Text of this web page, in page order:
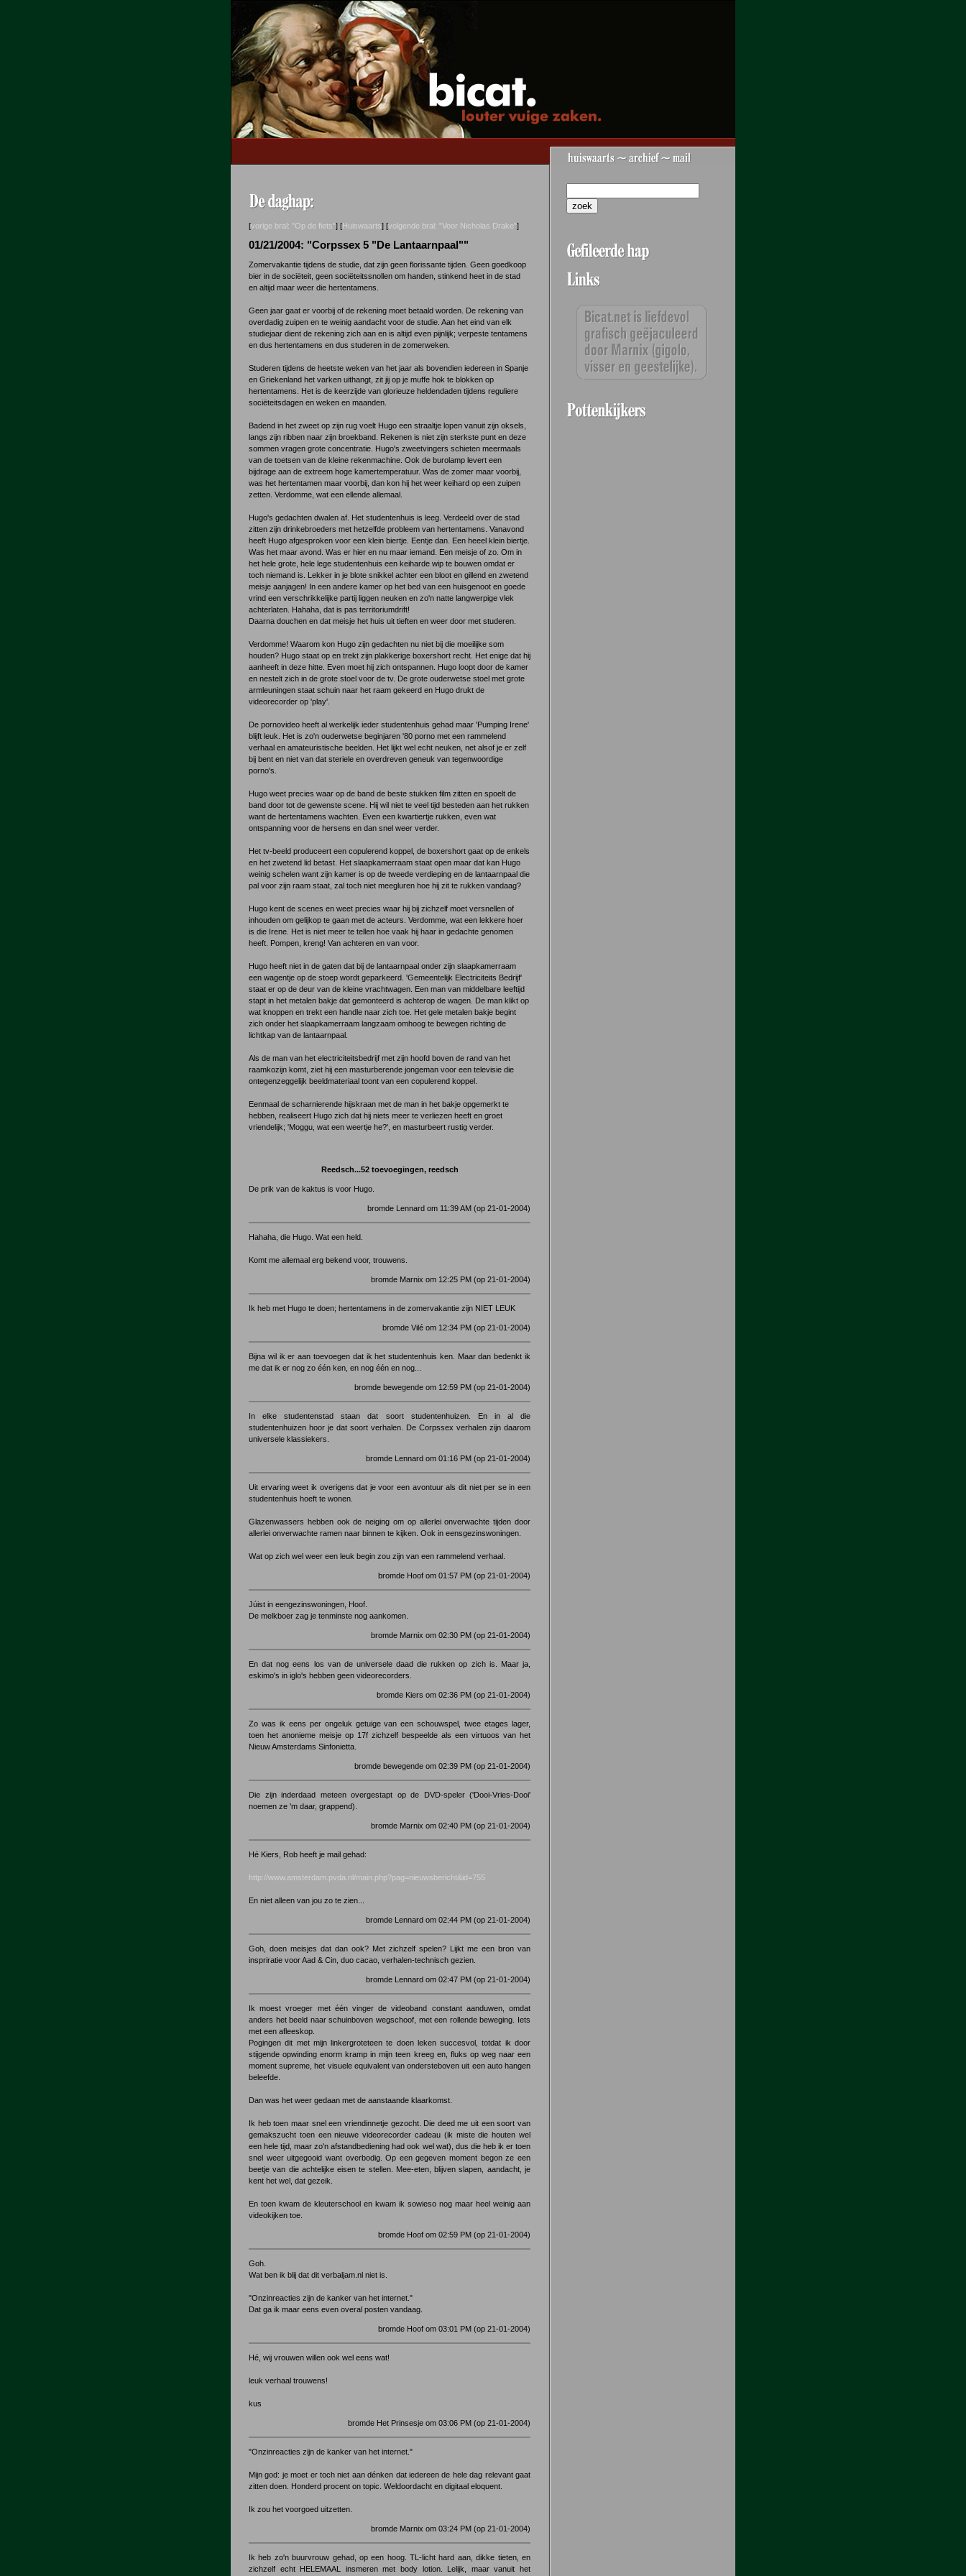
[vorige bral: "Op de fiets"] [Huiswaarts] [volgende bral: "Voor Nicholas Drake"]
01/21/2004: "Corpssex 5 "De Lantaarnpaal""
Zomervakantie tijdens de studie, dat zijn geen florissante tijden. Geen goedkoop
bier in de sociëteit, geen sociëteitssnollen om handen, stinkend heet in de stad
en altijd maar weer die hertentamens.
Geen jaar gaat er voorbij of de rekening moet betaald worden. De rekening van
overdadig zuipen en te weinig aandacht voor de studie. Aan het eind van elk
studiejaar dient de rekening zich aan en is altijd even pijnlijk; verpeste tentamens
en dus hertentamens en dus studeren in de zomerweken.
Studeren tijdens de heetste weken van het jaar als bovendien iedereen in Spanje
en Griekenland het varken uithangt, zit jij op je muffe hok te blokken op
hertentamens. Het is de keerzijde van glorieuze heldendaden tijdens reguliere
sociëteitsdagen en weken en maanden.
Badend in het zweet op zijn rug voelt Hugo een straaltje lopen vanuit zijn oksels,
langs zijn ribben naar zijn broekband. Rekenen is niet zijn sterkste punt en deze
sommen vragen grote concentratie. Hugo's zweetvingers schieten meermaals
van de toetsen van de kleine rekenmachine. Ook de burolamp levert een
bijdrage aan de extreem hoge kamertemperatuur. Was de zomer maar voorbij,
was het hertentamen maar voorbij, dan kon hij het weer keihard op een zuipen
zetten. Verdomme, wat een ellende allemaal.
Hugo's gedachten dwalen af. Het studentenhuis is leeg. Verdeeld over de stad
zitten zijn drinkebroeders met hetzelfde probleem van hertentamens. Vanavond
heeft Hugo afgesproken voor een klein biertje. Eentje dan. Een heeel klein biertje.
Was het maar avond. Was er hier en nu maar iemand. Een meisje of zo. Om in
het hele grote, hele lege studentenhuis een keiharde wip te bouwen omdat er
toch niemand is. Lekker in je blote snikkel achter een bloot en gillend en zwetend
meisje aanjagen! In een andere kamer op het bed van een huisgenoot en goede
vrind een verschrikkelijke partij liggen neuken en zo'n natte langwerpige vlek
achterlaten. Hahaha, dat is pas territoriumdrift!
Daarna douchen en dat meisje het huis uit tieften en weer door met studeren.
Verdomme! Waarom kon Hugo zijn gedachten nu niet bij die moeilijke som
houden? Hugo staat op en trekt zijn plakkerige boxershort recht. Het enige dat hij
aanheeft in deze hitte. Even moet hij zich ontspannen. Hugo loopt door de kamer
en nestelt zich in de grote stoel voor de tv. De grote ouderwetse stoel met grote
armleuningen staat schuin naar het raam gekeerd en Hugo drukt de
videorecorder op 'play'.
De pornovideo heeft al werkelijk ieder studentenhuis gehad maar 'Pumping Irene'
blijft leuk. Het is zo'n ouderwetse beginjaren '80 porno met een rammelend
verhaal en amateuristische beelden. Het lijkt wel echt neuken, net alsof je er zelf
bij bent en niet van dat steriele en overdreven geneuk van tegenwoordige
porno's.
Hugo weet precies waar op de band de beste stukken film zitten en spoelt de
band door tot de gewenste scene. Hij wil niet te veel tijd besteden aan het rukken
want de hertentamens wachten. Even een kwartiertje rukken, even wat
ontspanning voor de hersens en dan snel weer verder.
Het tv-beeld produceert een copulerend koppel, de boxershort gaat op de enkels
en het zwetend lid betast. Het slaapkamerraam staat open maar dat kan Hugo
weinig schelen want zijn kamer is op de tweede verdieping en de lantaarnpaal die
pal voor zijn raam staat, zal toch niet meegluren hoe hij zit te rukken vandaag?
Hugo kent de scenes en weet precies waar hij bij zichzelf moet versnellen of
inhouden om gelijkop te gaan met de acteurs. Verdomme, wat een lekkere hoer
is die Irene. Het is niet meer te tellen hoe vaak hij haar in gedachte genomen
heeft. Pompen, kreng! Van achteren en van voor.
Hugo heeft niet in de gaten dat bij de lantaarnpaal onder zijn slaapkamerraam
een wagentje op de stoep wordt geparkeerd. 'Gemeentelijk Electriciteits Bedrijf'
staat er op de deur van de kleine vrachtwagen. Een man van middelbare leeftijd
stapt in het metalen bakje dat gemonteerd is achterop de wagen. De man klikt op
wat knoppen en trekt een handle naar zich toe. Het gele metalen bakje begint
zich onder het slaapkamerraam langzaam omhoog te bewegen richting de
lichtkap van de lantaarnpaal.
Als de man van het electriciteitsbedrijf met zijn hoofd boven de rand van het
raamkozijn komt, ziet hij een masturberende jongeman voor een televisie die
ontegenzeggelijk beeldmateriaal toont van een copulerend koppel.
Eenmaal de scharnierende hijskraan met de man in het bakje opgemerkt te
hebben, realiseert Hugo zich dat hij niets meer te verliezen heeft en groet
vriendelijk; 'Moggu, wat een weertje he?', en masturbeert rustig verder.
Reedsch...52 toevoegingen, reedsch
De prik van de kaktus is voor Hugo.
bromde Lennard om 11:39 AM (op 21-01-2004)
Hahaha, die Hugo. Wat een held.
Komt me allemaal erg bekend voor, trouwens.
bromde Marnix om 12:25 PM (op 21-01-2004)
Ik heb met Hugo te doen; hertentamens in de zomervakantie zijn NIET LEUK
bromde Vilé om 12:34 PM (op 21-01-2004)
Bijna wil ik er aan toevoegen dat ik het studentenhuis ken. Maar dan bedenkt ik
me dat ik er nog zo één ken, en nog één en nog...
bromde bewegende om 12:59 PM (op 21-01-2004)
In elke studentenstad staan dat soort studentenhuizen. En in al die
studentenhuizen hoor je dat soort verhalen. De Corpssex verhalen zijn daarom
universele klassiekers.
bromde Lennard om 01:16 PM (op 21-01-2004)
Uit ervaring weet ik overigens dat je voor een avontuur als dit niet per se in een
studentenhuis hoeft te wonen.
Glazenwassers hebben ook de neiging om op allerlei onverwachte tijden door
allerlei onverwachte ramen naar binnen te kijken. Ook in eensgezinswoningen.
Wat op zich wel weer een leuk begin zou zijn van een rammelend verhaal.
bromde Hoof om 01:57 PM (op 21-01-2004)
Júist in eengezinswoningen, Hoof.
De melkboer zag je tenminste nog aankomen.
bromde Marnix om 02:30 PM (op 21-01-2004)
En dat nog eens los van de universele daad die rukken op zich is. Maar ja,
eskimo's in iglo's hebben geen videorecorders.
bromde Kiers om 02:36 PM (op 21-01-2004)
Zo was ik eens per ongeluk getuige van een schouwspel, twee etages lager,
toen het anonieme meisje op 17f zichzelf bespeelde als een virtuoos van het
Nieuw Amsterdams Sinfonietta.
bromde bewegende om 02:39 PM (op 21-01-2004)
Die zijn inderdaad meteen overgestapt op de DVD-speler ('Dooi-Vries-Dooi'
noemen ze 'm daar, grappend).
bromde Marnix om 02:40 PM (op 21-01-2004)
Hé Kiers, Rob heeft je mail gehad:
http://www.amsterdam.pvda.nl/main.php?pag=nieuwsbericht&id=755
En niet alleen van jou zo te zien...
bromde Lennard om 02:44 PM (op 21-01-2004)
Goh, doen meisjes dat dan ook? Met zichzelf spelen? Lijkt me een bron van
inspriratie voor Aad & Cin, duo cacao, verhalen-technisch gezien.
bromde Lennard om 02:47 PM (op 21-01-2004)
Ik moest vroeger met één vinger de videoband constant aanduwen, omdat
anders het beeld naar schuinboven wegschoof, met een rollende beweging. Iets
met een afleeskop.
Pogingen dit met mijn linkergroteteen te doen leken succesvol, totdat ik door
stijgende opwinding enorm kramp in mijn teen kreeg en, fluks op weg naar een
moment supreme, het visuele equivalent van ondersteboven uit een auto hangen
beleefde.
Dan was het weer gedaan met de aanstaande klaarkomst.
Ik heb toen maar snel een vriendinnetje gezocht. Die deed me uit een soort van
gemakszucht toen een nieuwe videorecorder cadeau (ik miste die houten wel
een hele tijd, maar zo'n afstandbediening had ook wel wat), dus die heb ik er toen
snel weer uitgegooid want overbodig. Op een gegeven moment begon ze een
beetje van die achtelijke eisen te stellen. Mee-eten, blijven slapen, aandacht, je
kent het wel, dat gezeik.
En toen kwam de kleuterschool en kwam ik sowieso nog maar heel weinig aan
videokijken toe.
bromde Hoof om 02:59 PM (op 21-01-2004)
Goh.
Wat ben ik blij dat dit verbaljam.nl niet is.
"Onzinreacties zijn de kanker van het internet."
Dat ga ik maar eens even overal posten vandaag.
bromde Hoof om 03:01 PM (op 21-01-2004)
Hé, wij vrouwen willen ook wel eens wat!
leuk verhaal trouwens!
kus
bromde Het Prinsesje om 03:06 PM (op 21-01-2004)
"Onzinreacties zijn de kanker van het internet."
Mijn god: je moet er toch niet aan dénken dat iedereen de hele dag relevant gaat
zitten doen. Honderd procent on topic. Weldoordacht en digitaal eloquent.
Ik zou het voorgoed uitzetten.
bromde Marnix om 03:24 PM (op 21-01-2004)
Ik heb zo'n buurvrouw gehad, op een hoog. TL-licht hard aan, dikke tieten, en
zichzelf echt HELEMAAL insmeren met body lotion. Lelijk, maar vanuit het